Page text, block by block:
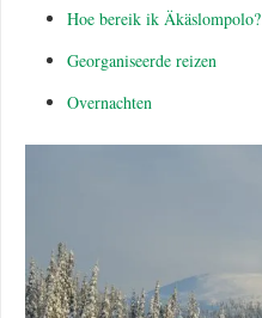
Hoe bereik ik Äkäslompolo?
Georganiseerde reizen
Overnachten